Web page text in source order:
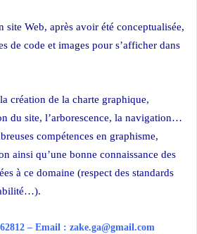
site Web, après avoir été conceptualisée,
de code et images pour s’afficher dans
création de la charte graphique,
du site, l’arborescence, la navigation…
compétences en graphisme,
ainsi qu’une bonne connaissance des
à ce domaine (respect des standards
– Email : zake.ga@gmail.comWeb